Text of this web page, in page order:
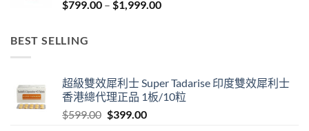
$799.00 – $1,999.00Price
BEST SELLING
超級雙效犀利士 Super Tadarise 印度雙效犀利士
香港總代理正品 1板/10粒
$599.00 Original
$399.00Current